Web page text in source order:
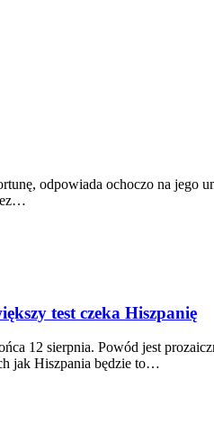
odpowiada ochoczo na
test czeka Hiszpanię
12 sierpnia. Powód jest
jak Hiszpania będzie to…